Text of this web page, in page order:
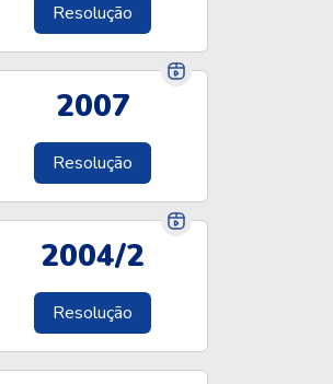
Resolução
2007
Resolução
2004/2
Resolução